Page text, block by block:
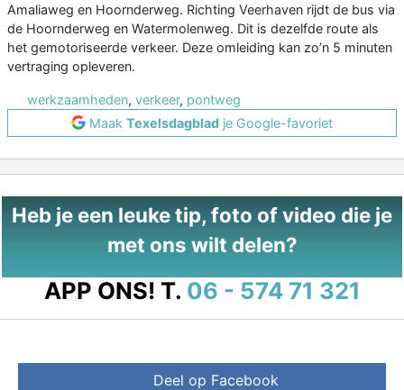
Amaliaweg en Hoornderweg. Richting Veerhaven rijdt de bus via
de Hoornderweg en Watermolenweg. Dit is dezelfde route als
het gemotoriseerde verkeer. Deze omleiding kan zo’n 5 minuten
vertraging opleveren.
werkzaamheden, verkeer, pontweg
Maak Texelsdagblad je Google-favoriet
Heb je een leuke tip, foto of video die je
met ons wilt delen?
APP ONS! T. 06 - 574 71 321
Deel op Facebook